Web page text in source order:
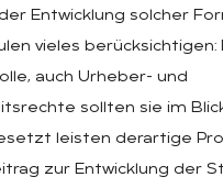
Entwicklung solcher
vieles
auch Urheber- und
sollten sie im
leisten derartige
zur Entwicklung der